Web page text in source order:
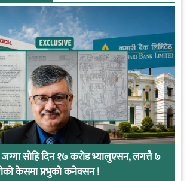
सोहि दिन १७ करोड भ्यालुएसन, लगत्तै ७
केसमा प्रभुको कनेक्सन !